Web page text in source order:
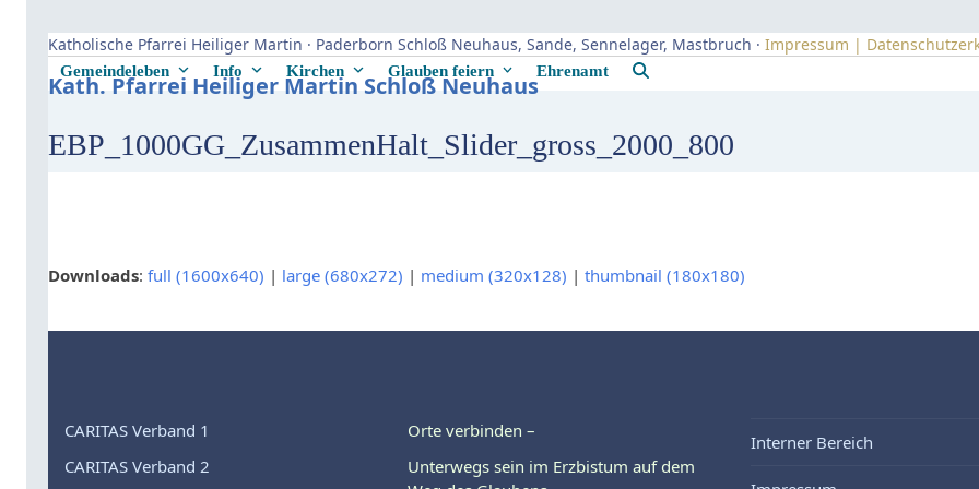
content
Katholische Pfarrei Heiliger Martin · Paderborn Schloß Neuhaus, Sande, Sennelager, Mastbruch · Impressum |
Kath. Pfarrei Heiliger Martin Schloß Neuhaus
Gemeindeleben Info Kirchen Glauben feiern Ehrenamt
EBP_1000GG_ZusammenHalt_Slider_gross_2000_800
Downloads: full (1600x640) | large (680x272) | medium (320x128) | thumbnail (180x180)
CARITAS Verband 1
CARITAS Verband 2
Orte verbinden –
Unterwegs sein im Erzbistum auf dem
Interner Bereich